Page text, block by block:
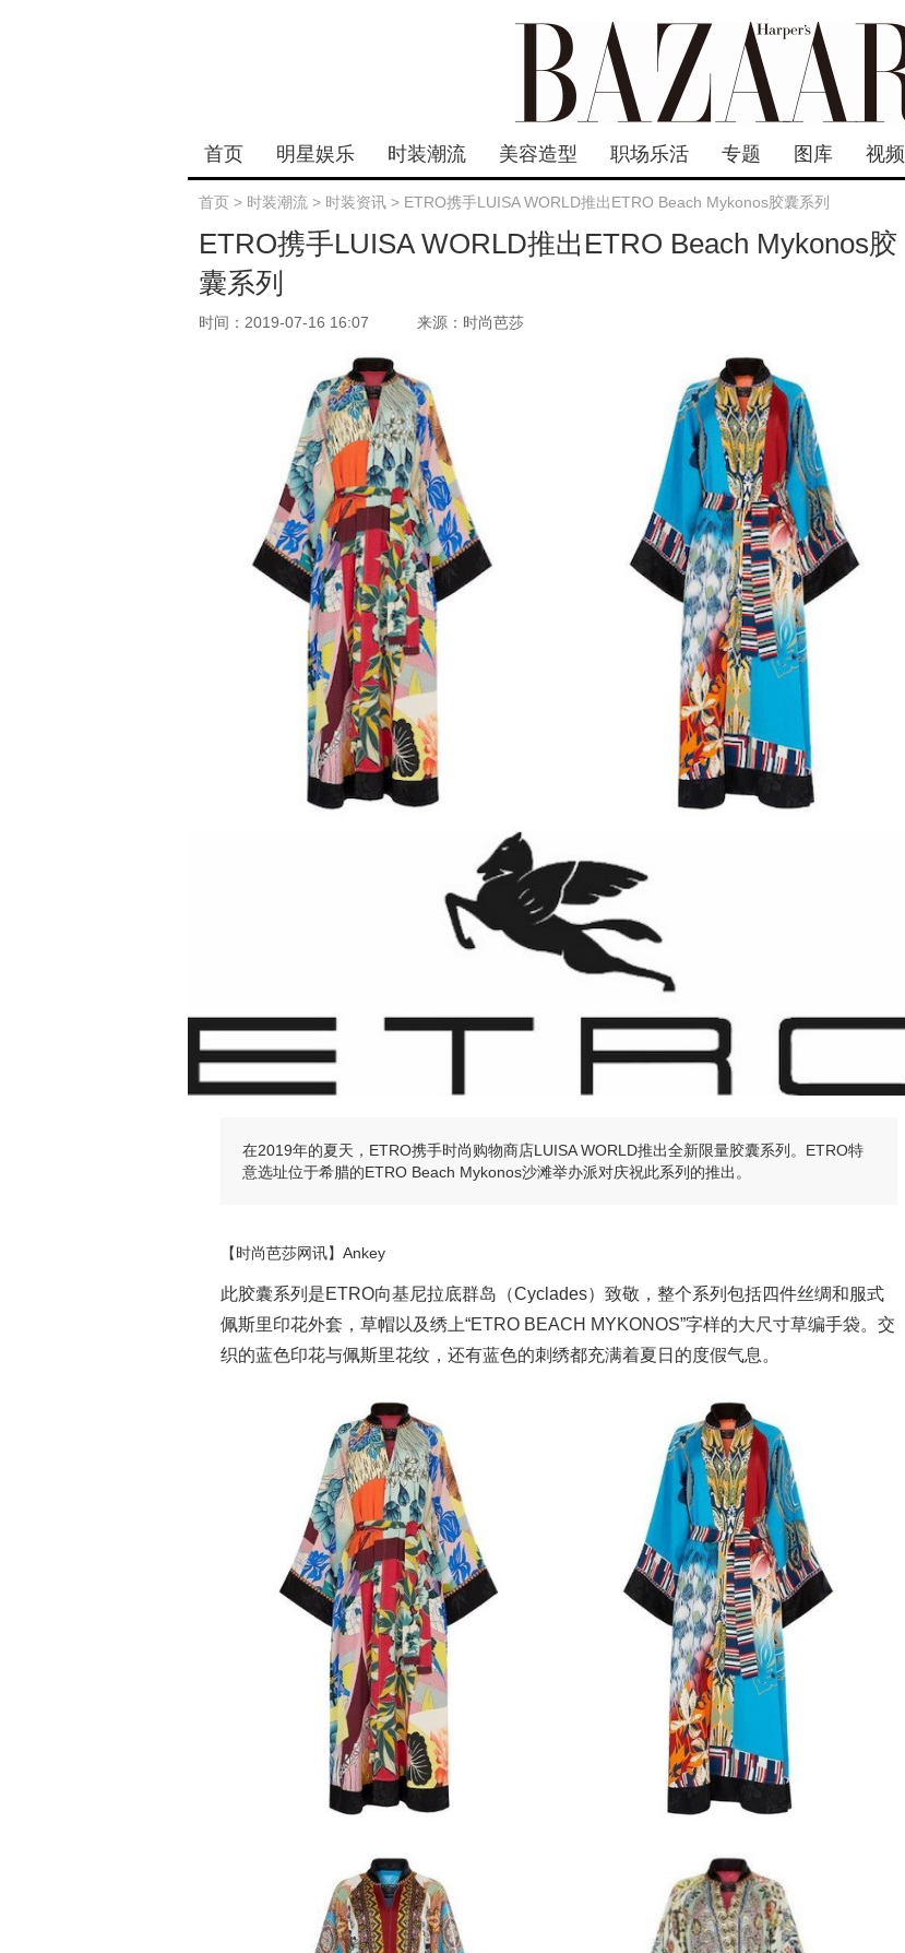
首页 明星娱乐 时装潮流 美容造型 职场乐活 专题 图库 视频
首页 > 时装潮流 > 时装资讯 > ETRO携手LUISA WORLD推出ETRO Beach Mykonos胶囊系列
ETRO携手LUISA WORLD推出ETRO Beach Mykonos胶
囊系列
时间：2019-07-16 16:07 来源：时尚芭莎
在2019年的夏天，ETRO携手时尚购物商店LUISA WORLD推出全新限量胶囊系列。ETRO特
意选址位于希腊的ETRO Beach Mykonos沙滩举办派对庆祝此系列的推出。
【时尚芭莎网讯】Ankey
此胶囊系列是ETRO向基尼拉底群岛（Cyclades）致敬，整个系列包括四件丝绸和服式
佩斯里印花外套，草帽以及绣上“ETRO BEACH MYKONOS”字样的大尺寸草编手袋。交
织的蓝色印花与佩斯里花纹，还有蓝色的刺绣都充满着夏日的度假气息。